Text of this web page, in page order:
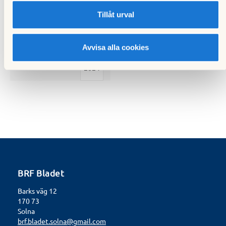
Tillåt urval
Avvisa alla cookies
Nästa händelse
1
BRF Bladet
Barks väg 12
170 73
Solna
brf.bladet.solna@gmail.com